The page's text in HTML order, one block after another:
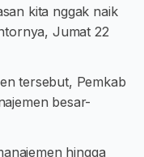
kita nggak naik
Jumat 22
tersebut, Pemkab
besar-
hingga